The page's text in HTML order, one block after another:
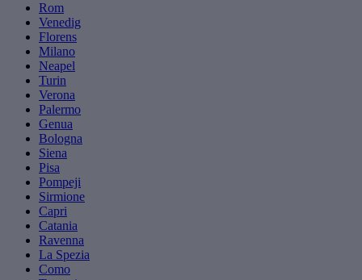
Rom
Venedig
Florens
Milano
Neapel
Turin
Verona
Palermo
Genua
Bologna
Siena
Pisa
Pompeji
Sirmione
Capri
Catania
Ravenna
La Spezia
Como